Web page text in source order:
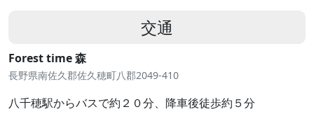
交通
Forest time 森
長野県南佐久郡佐久穂町八郡2049-410
八千穂駅からバスで約２０分、降車後徒歩約５分